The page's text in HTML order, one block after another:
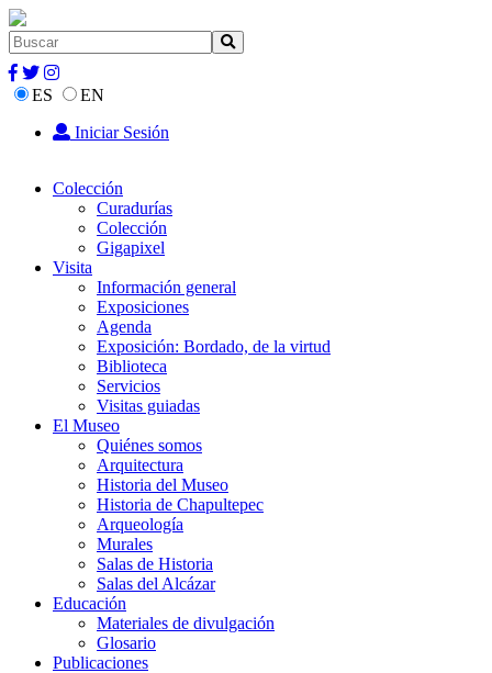
ES
EN
Iniciar Sesión
Colección
Curadurías
Colección
Gigapixel
Visita
Información general
Exposiciones
Agenda
Exposición: Bordado, de la virtud
Biblioteca
Servicios
Visitas guiadas
El Museo
Quiénes somos
Arquitectura
Historia del Museo
Historia de Chapultepec
Arqueología
Murales
Salas de Historia
Salas del Alcázar
Educación
Materiales de divulgación
Glosario
Publicaciones